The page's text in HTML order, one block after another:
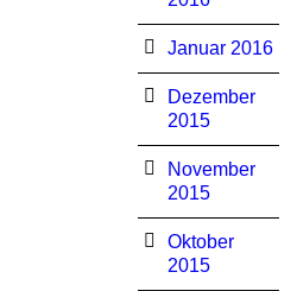
Januar 2016
Dezember
2015
November
2015
Oktober
2015